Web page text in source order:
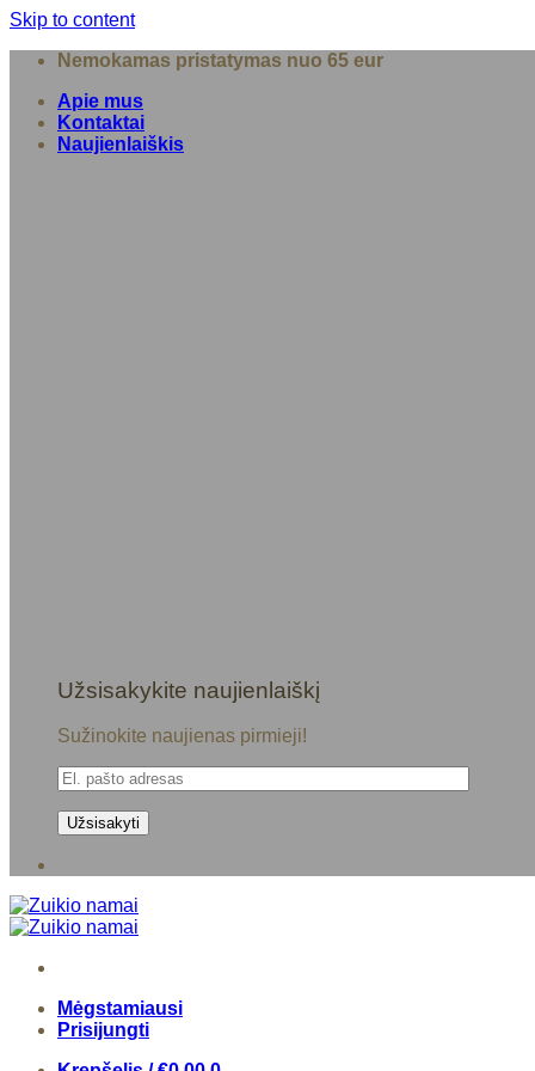
Skip to content
Nemokamas pristatymas nuo 65 eur
Apie mus
Kontaktai
Naujienlaiškis
Užsisakykite naujienlaiškį
Sužinokite naujienas pirmieji!
Mėgstamiausi
Prisijungti